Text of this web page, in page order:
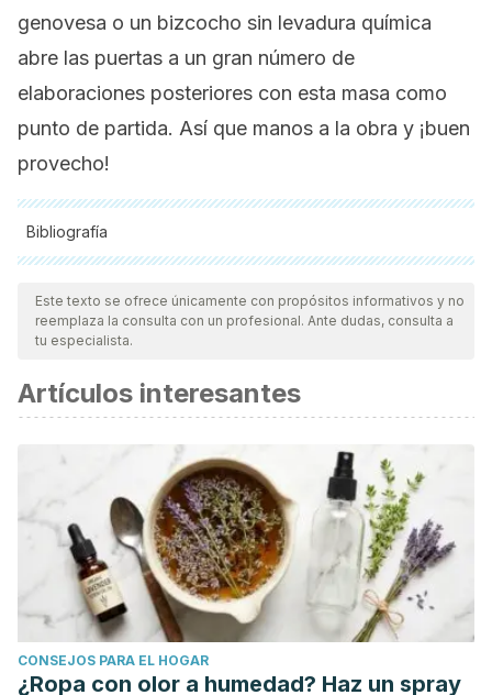
genovesa o un bizcocho sin levadura química
abre las puertas a un gran número de
elaboraciones posteriores con esta masa como
punto de partida. Así que manos a la obra y ¡buen
provecho!
Bibliografía
Todas las fuentes citadas fueron revisadas a profundidad por
nuestro equipo, para asegurar su calidad, confiabilidad,
vigencia y validez.La bibliografía de este artículo fue
científica.
Diccionario Larousse gastronómico online.
McGee H. La buena cocina. Como preparar los mejores
platos y recetas. Random House Mondadori. Setiembre
Este texto se ofrece únicamente con propósitos informativos y no
reemplaza la consulta con un profesional. Ante dudas, consulta a
tu especialista.
Artículos interesantes
CONSEJOS PARA EL HOGAR
¿Ropa con olor a humedad? Haz un spray